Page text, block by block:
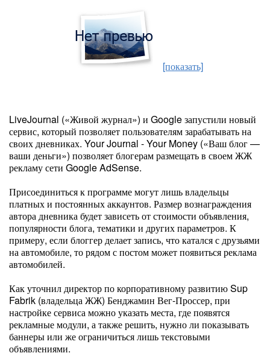
[показать]
LiveJournal («Живой журнал») и Google запустили новый
сервис, который позволяет пользователям зарабатывать на
своих дневниках. Your Journal - Your Money («Ваш блог —
ваши деньги») позволяет блогерам размещать в своем ЖЖ
рекламу сети Google AdSense.
Присоединиться к программе могут лишь владельцы
платных и постоянных аккаунтов. Размер вознаграждения
автора дневника будет зависеть от стоимости объявления,
популярности блога, тематики и других параметров. К
примеру, если блоггер делает запись, что катался с друзьями
на автомобиле, то рядом с постом может появиться реклама
автомобилей.
Как уточнил директор по корпоративному развитию Sup
Fabrik (владельца ЖЖ) Бенджамин Вег-Проссер, при
настройке сервиса можно указать места, где появятся
рекламные модули, а также решить, нужно ли показывать
баннеры или же ограничиться лишь текстовыми
объявлениями.